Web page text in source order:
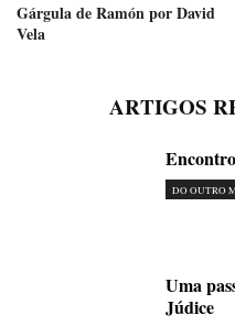
Gárgula de Ramón por David
Vela
ARTIGOS
DO OUTRO
Uma
Júdice